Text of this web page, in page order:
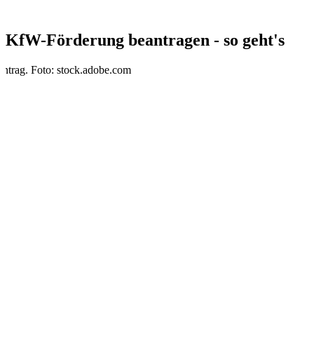
KfW-Förderung beantragen - so geht's